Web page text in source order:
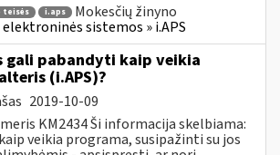
teisės i.aps
Mokesčių žinyno
elektroninės sistemos » i.APS
gali pabandyti kaip veikia
(i.APS)?
2019-10-09
KM2434 Ši informacija skelbiama:
veikia programa, susipažinti su jos